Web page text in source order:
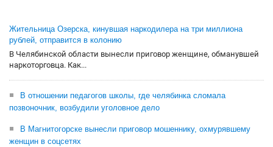
Жительница Озерска, кинувшая наркодилера на три миллиона
рублей, отправится в колонию
В Челябинской области вынесли приговор женщине, обманувшей
наркоторговца. Как...
В отношении педагогов школы, где челябинка сломала
позвоночник, возбудили уголовное дело
В Магнитогорске вынесли приговор мошеннику, охмурявшему
женщин в соцсетях